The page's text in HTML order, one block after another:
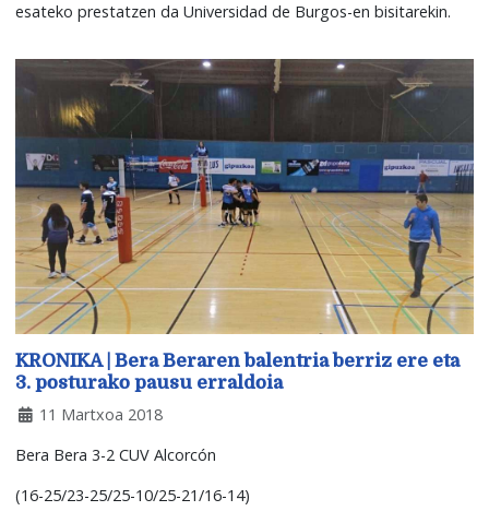
esateko prestatzen da Universidad de Burgos-en bisitarekin.
KRONIKA | Bera Beraren balentria berriz ere eta
3. posturako pausu erraldoia
11 Martxoa 2018
Bera Bera 3-2 CUV Alcorcón
(16-25/23-25/25-10/25-21/16-14)